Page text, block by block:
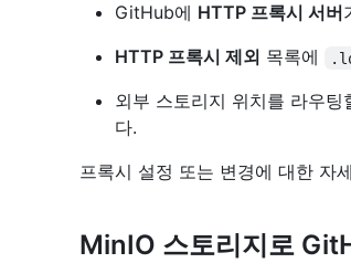
GitHub에 HTTP 프록시 서버
HTTP 프록시 제외 목록에
외부 스토리지 위치를 라우
다.
프록시 설정 또는 변경에 대한 자
MinIO 스토리지로